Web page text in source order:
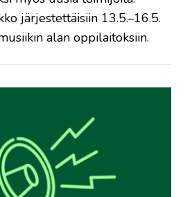
järjestettäisiin 13.5.–16.5.
alan oppilaitoksiin.